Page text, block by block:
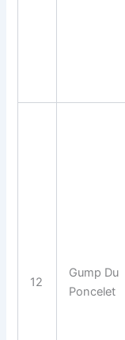
12
Gump Du
Poncelet